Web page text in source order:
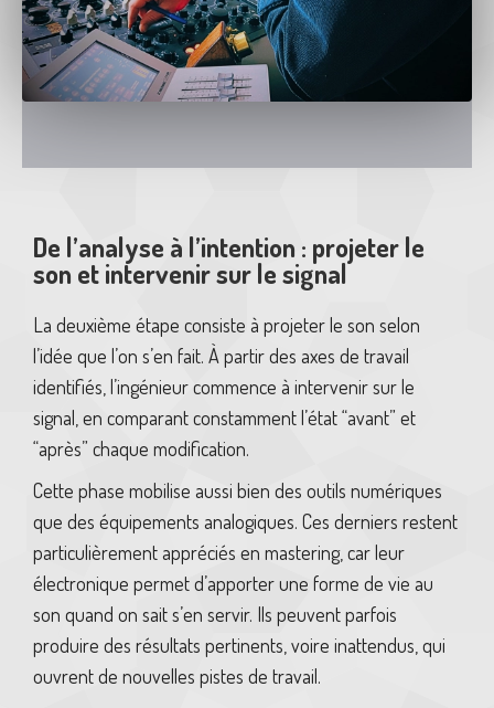
De l’analyse à l’intention : projeter le
son et intervenir sur le signal
La deuxième étape consiste à projeter le son selon
l’idée que l’on s’en fait. À partir des axes de travail
identifiés, l’ingénieur commence à intervenir sur le
signal, en comparant constamment l’état “avant” et
“après” chaque modification.
Cette phase mobilise aussi bien des outils numériques
que des équipements analogiques. Ces derniers restent
particulièrement appréciés en mastering, car leur
électronique permet d’apporter une forme de vie au
son quand on sait s’en servir. Ils peuvent parfois
produire des résultats pertinents, voire inattendus, qui
ouvrent de nouvelles pistes de travail.